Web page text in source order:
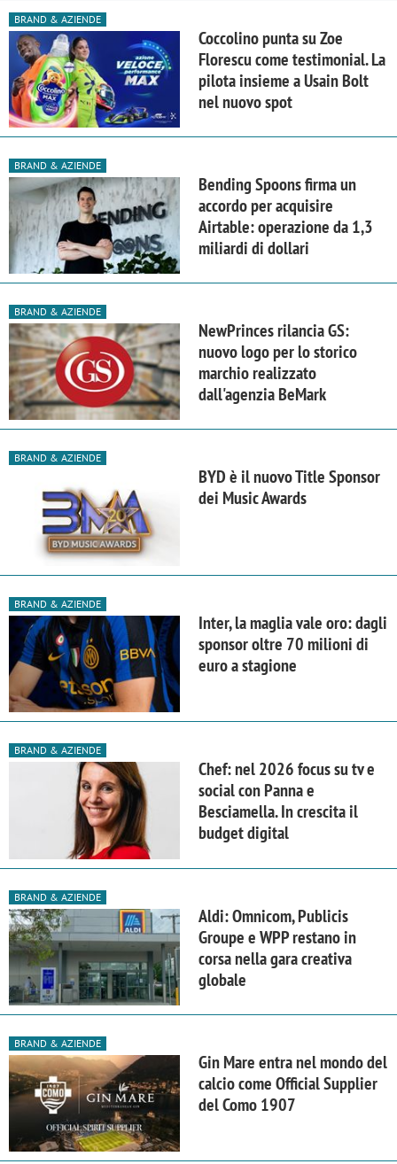
BRAND & AZIENDE
Coccolino punta su Zoe
Florescu come testimonial. La
pilota insieme a Usain Bolt
nel nuovo spot
BRAND & AZIENDE
Bending Spoons firma un
accordo per acquisire
Airtable: operazione da 1,3
miliardi di dollari
BRAND & AZIENDE
NewPrinces rilancia GS:
nuovo logo per lo storico
marchio realizzato
dall'agenzia BeMark
BRAND & AZIENDE
BYD è il nuovo Title Sponsor
dei Music Awards
BRAND & AZIENDE
Inter, la maglia vale oro: dagli
sponsor oltre 70 milioni di
euro a stagione
BRAND & AZIENDE
Chef: nel 2026 focus su tv e
social con Panna e
Besciamella. In crescita il
budget digital
BRAND & AZIENDE
Aldi: Omnicom, Publicis
Groupe e WPP restano in
corsa nella gara creativa
globale
BRAND & AZIENDE
Gin Mare entra nel mondo del
calcio come Official Supplier
del Como 1907